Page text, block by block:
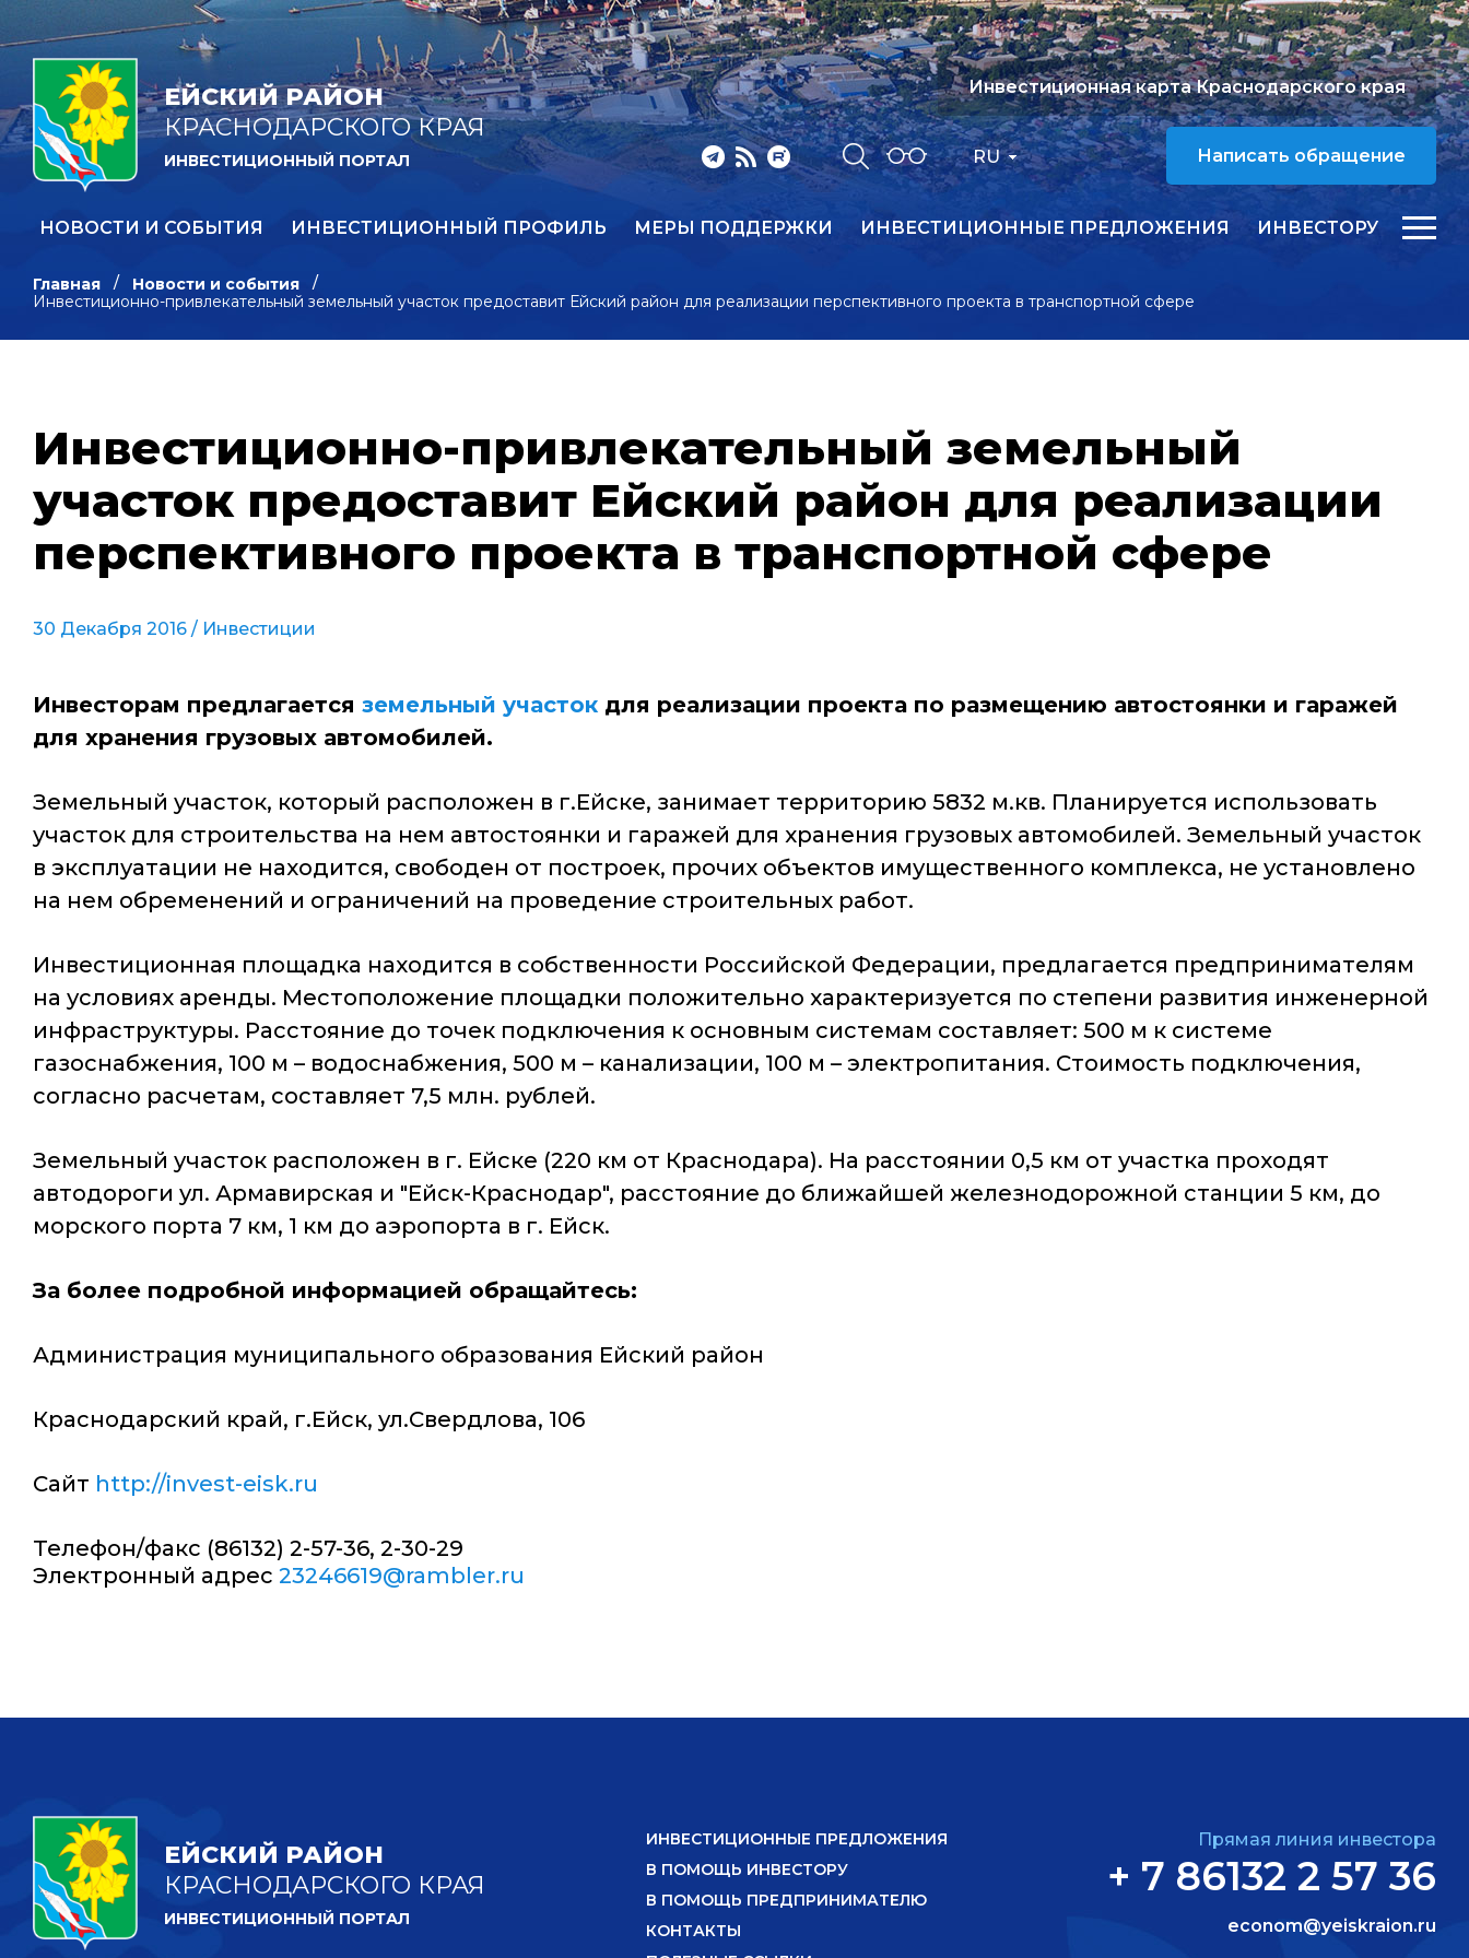
ЕЙСКИЙ РАЙОН
КРАСНОДАРСКОГО КРАЯ
ИНВЕСТИЦИОННЫЙ ПОРТАЛ RU
Инвестиционная карта Краснодарского края
Написать обращение
НОВОСТИ И СОБЫТИЯ ИНВЕСТИЦИОННЫЙ ПРОФИЛЬ МЕРЫ ПОДДЕРЖКИ ИНВЕСТИЦИОННЫЕ ПРЕДЛОЖЕНИЯ ИНВЕСТОРУ
Главная
Новости и события
Инвестиционно-привлекательный земельный участок предоставит Ейский район для реализации перспективного проекта в транспортной сфере
Инвестиционно-привлекательный земельный
участок предоставит Ейский район для реализации
перспективного проекта в транспортной сфере
30 Декабря 2016 / Инвестиции
Инвесторам предлагается земельный участок для реализации проекта по размещению автостоянки и гаражей
для хранения грузовых автомобилей.
Земельный участок, который расположен в г.Ейске, занимает территорию 5832 м.кв. Планируется использовать
участок для строительства на нем автостоянки и гаражей для хранения грузовых автомобилей. Земельный участок
в эксплуатации не находится, свободен от построек, прочих объектов имущественного комплекса, не установлено
на нем обременений и ограничений на проведение строительных работ.
Инвестиционная площадка находится в собственности Российской Федерации, предлагается предпринимателям
на условиях аренды. Местоположение площадки положительно характеризуется по степени развития инженерной
инфраструктуры. Расстояние до точек подключения к основным системам составляет: 500 м к системе
газоснабжения, 100 м – водоснабжения, 500 м – канализации, 100 м – электропитания. Стоимость подключения,
согласно расчетам, составляет 7,5 млн. рублей.
Земельный участок расположен в г. Ейске (220 км от Краснодара). На расстоянии 0,5 км от участка проходят
автодороги ул. Армавирская и "Ейск-Краснодар", расстояние до ближайшей железнодорожной станции 5 км, до
морского порта 7 км, 1 км до аэропорта в г. Ейск.
За более подробной информацией обращайтесь:
Администрация муниципального образования Ейский район
Краснодарский край, г.Ейск, ул.Свердлова, 106
Сайт http://invest-eisk.ru
Телефон/факс (86132) 2-57-36, 2-30-29
Электронный адрес 23246619@rambler.ru
ЕЙСКИЙ РАЙОН
КРАСНОДАРСКОГО КРАЯ
ИНВЕСТИЦИОННЫЙ ПОРТАЛ
ИНВЕСТИЦИОННЫЕ ПРЕДЛОЖЕНИЯ
В ПОМОЩЬ ИНВЕСТОРУ
В ПОМОЩЬ ПРЕДПРИНИМАТЕЛЮ
КОНТАКТЫ
Прямая линия инвестора
+ 7 86132 2 57 36
econom@yeiskraion.ru